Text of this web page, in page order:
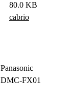
80.0 KB
cabrio
Panasonic
DMC-FX01